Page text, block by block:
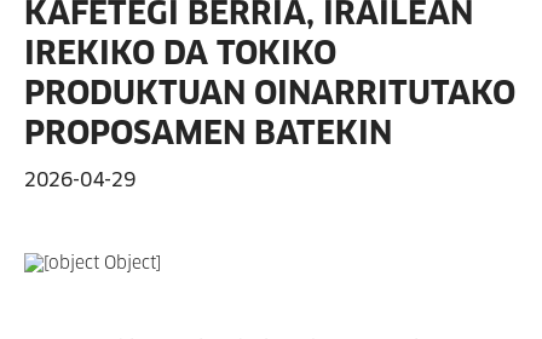
KAFETEGI BERRIA, IRAILEAN
IREKIKO DA TOKIKO
PRODUKTUAN OINARRITUTAKO
PROPOSAMEN BATEKIN
2026-04-29